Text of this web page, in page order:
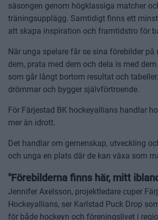
säsongen genom högklassiga matcher
träningsupplägg. Samtidigt finns ett
att skapa inspiration och framtidstro för
När unga spelare får se sina förebilder
dem, prata med dem och dela is med
som går långt bortom resultat och
drömmar och bygger självförtroende.
För Färjestad BK hockeyallians handlar
mer än idrott.
Det handlar om gemenskap, utveckling
och unga en plats där de kan växa som
"Förebilderna finns här, mitt
Jennifer Axelsson, projektledare cuper
Hockeyallians, ser Karlstad Puck Drop
för både hockeyn och föreningslivet i